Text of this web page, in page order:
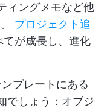
ィングメモなど他
プロジェクト追
が成長し、進化
プレートにある
でしょう：オブジ